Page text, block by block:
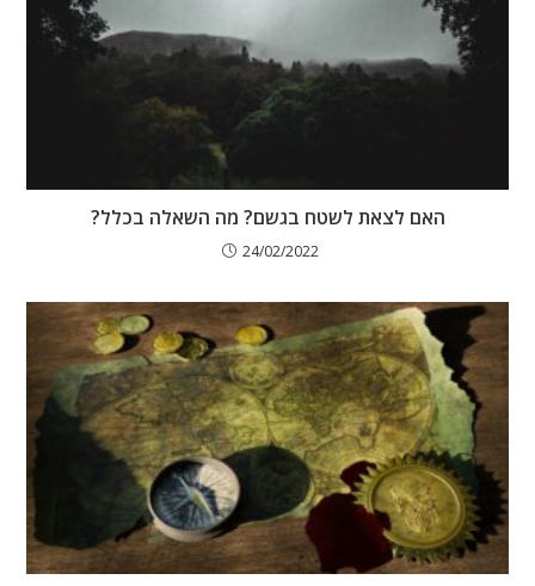
האם לצאת לשטח בגשם? מה השאלה בכלל?
24/02/2022